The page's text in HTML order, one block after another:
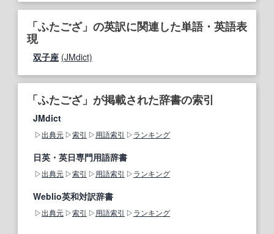
「ふたござ」の英訳に関連した単語・英語表
現
双子座 (JMdict)
「ふたござ」が掲載された辞書の索引
JMdict
出典元 索引 用語索引 ランキング
日英・英日専門用語辞書
出典元 索引 用語索引 ランキング
Weblio英和対訳辞書
出典元 索引 用語索引 ランキング